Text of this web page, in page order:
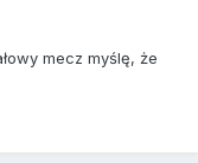
mecz myślę, że